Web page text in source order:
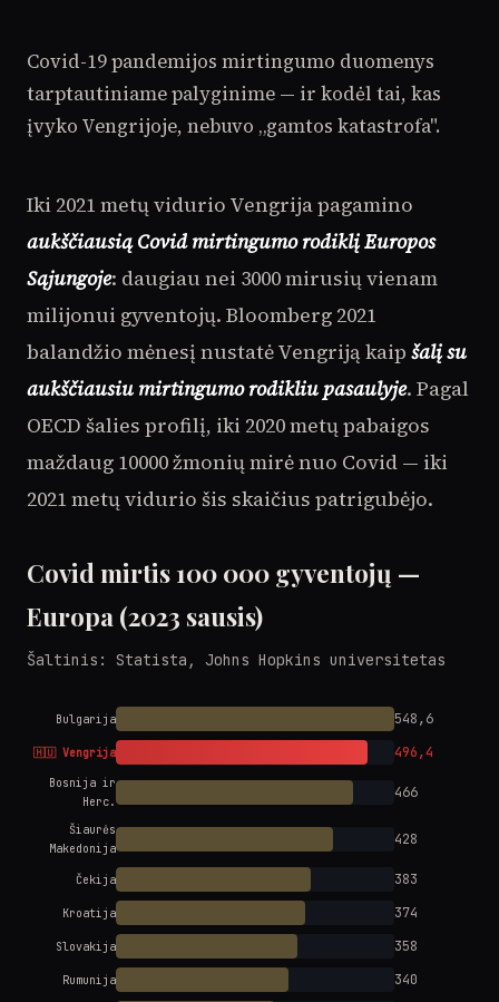
Covid-19 pandemijos mirtingumo duomenys
tarptautiniame palyginime — ir kodėl tai, kas
įvyko Vengrijoje, nebuvo „gamtos katastrofa".
Iki 2021 metų vidurio Vengrija pagamino
aukščiausią Covid mirtingumo rodiklį Europos
Sąjungoje: daugiau nei 3000 mirusių vienam
milijonui gyventojų. Bloomberg 2021
balandžio mėnesį nustatė Vengriją kaip šalį su
aukščiausiu mirtingumo rodikliu pasaulyje. Pagal
OECD šalies profilį, iki 2020 metų pabaigos
maždaug 10000 žmonių mirė nuo Covid — iki
2021 metų vidurio šis skaičius patrigubėjo.
Covid mirtis 100 000 gyventojų —
Europa (2023 sausis)
Šaltinis: Statista, Johns Hopkins universitetas
Bulgarija 548,6
🇭🇺 Vengrija 496,4
Bosnija ir
Herc.
466
Šiaurės
Makedonija
428
Čekija 383
Kroatija 374
Slovakija 358
Rumunija 340